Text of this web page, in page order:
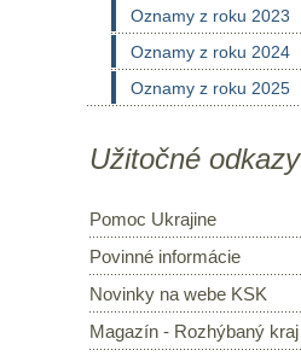
Oznamy z roku 2023
Oznamy z roku 2024
Oznamy z roku 2025
Užitočné odkazy
Pomoc Ukrajine
Povinné informácie
Novinky na webe KSK
Magazín - Rozhýbaný kraj